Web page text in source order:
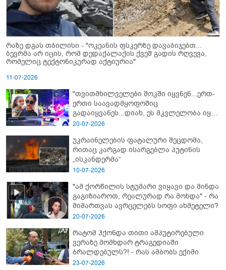
რაზე დგას თბილისი - "ოკეანის ფსკერზე დავაბიჯებთ...
ბევრმა არ იცის, რომ დედაქალაქის ქვეშ გადის რღვევა,
რომელიც ტექტონიკურად აქტიურია"
11-07-2026
"თვითმხილველები შოკში იყვნენ...ერთ-
ერთი საავადმყოფოშიც
გადაიყვანეს...დიახ, ეს მკვლელობა იყო"
- გორში დატრიალებული ტრაგედიის
20-07-2026
უკრაინელების ფატალური შეცდომა,
რითაც კარგად ისარგებლა პუტინის
„ისკანდერმა“
10-07-2026
"ამ ქორწილის სტუმარი ვიყავი და მინდა
გაგიზიაროთ, რეალურად რა მოხდა" - რა
მიმართვას ავრცელებს სოფი ახმეტელი?
20-07-2026
რატომ ჰქონდა თითი ამპუტირებული
ვერაზე მომხდარ ტრაგედიაში
ბრალდებულს?! - რას ამბობს ექიმი
23-07-2026